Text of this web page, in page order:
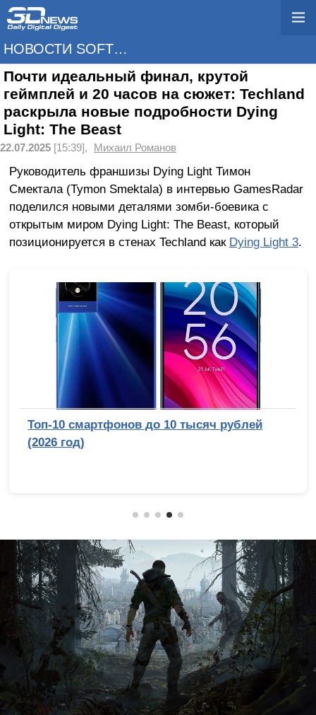
НОВОСТИ SOFTWARE
Почти идеальный финал, крутой
геймплей и 20 часов на сюжет: Techland
раскрыла новые подробности Dying
Light: The Beast
22.07.2025 [15:39], Михаил Романов
Руководитель франшизы Dying Light Тимон
Смектала (Tymon Smektala) в интервью GamesRadar
поделился новыми деталями зомби-боевика с
открытым миром Dying Light: The Beast, который
позиционируется в стенах Techland как Dying Light 3.
Топ-10 смартфонов до 10 тысяч рублей
(2026 год)